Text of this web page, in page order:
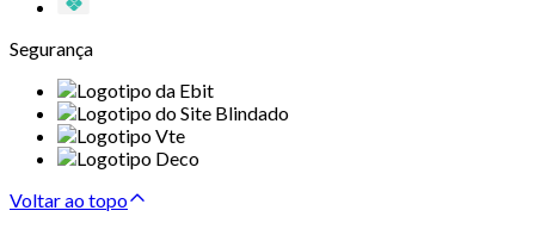
Segurança
Voltar ao topo